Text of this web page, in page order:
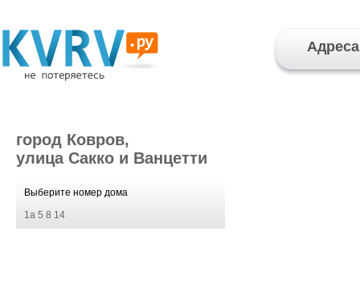
Адреса
город Ковров,
улица Сакко и Ванцетти
Выберите номер дома
1а 5 8 14